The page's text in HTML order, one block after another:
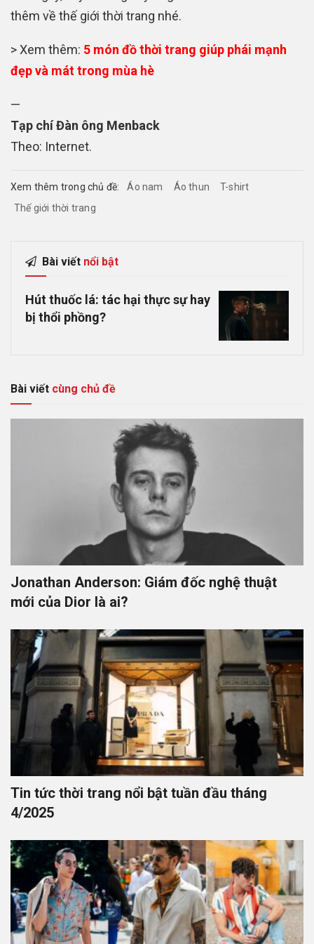
thêm về thế giới thời trang nhé.
> Xem thêm: 5 món đồ thời trang giúp phái mạnh
đẹp và mát trong mùa hè
—
Tạp chí Đàn ông Menback
Theo: Internet.
Xem thêm trong chủ đề: Áo nam Áo thun
T-shirt
Thế giới thời trang
Bài viết nổi bật
Hút thuốc lá: tác hại thực sự hay
bị thổi phồng?
Bài viết cùng chủ đề
Jonathan Anderson: Giám đốc nghệ thuật
mới của Dior là ai?
Tin tức thời trang nổi bật tuần đầu tháng
4/2025